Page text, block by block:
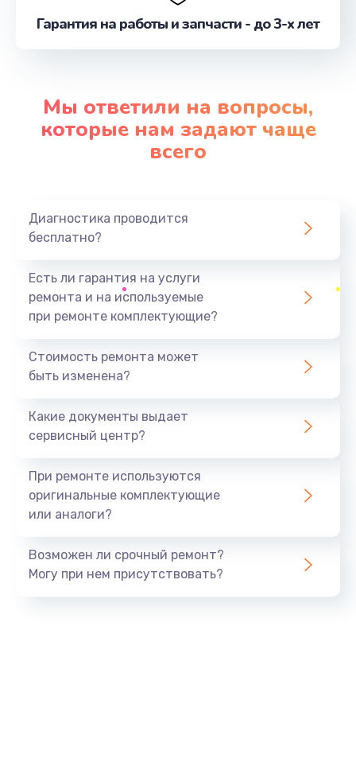
Заказать
от 550 руб.
Заказать
Заказать
от 500 руб.
Заказать
Замена GPS модуля
Заказать
от 880 руб.
Заказать
Гарантия на работы и запчасти - до 3-х лет
Мы ответили на вопросы,
которые нам задают чаще
всего
Диагностика проводится
бесплатно?
Есть ли гарантия на услуги
ремонта и на используемые
при ремонте комплектующие?
Стоимость ремонта может
быть изменена?
Какие документы выдает
сервисный центр?
При ремонте используются
оригинальные комплектующие
или аналоги?
Возможен ли срочный ремонт?
Могу при нем присутствовать?